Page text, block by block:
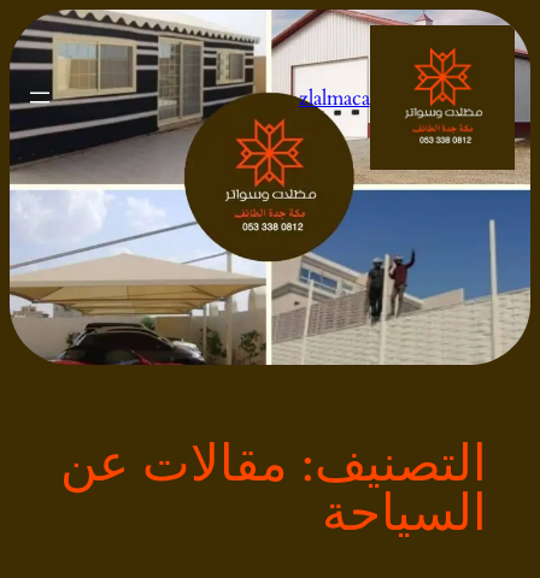
تخطى
إلى
المحتوى
zlalmaca
التصنيف: مقالات عن
السياحة